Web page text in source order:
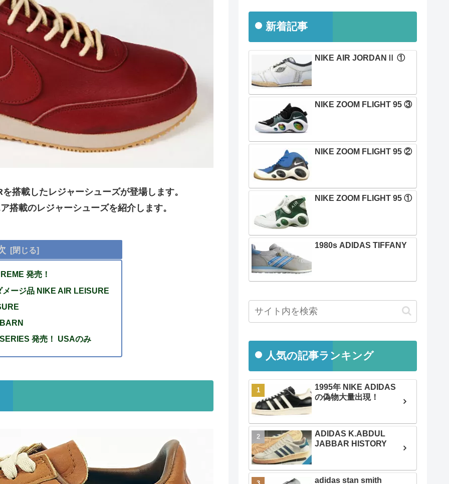
搭載したレジャーシューズが登場します。
搭載のレジャーシューズを紹介します。
発売！
ージ品 NIKE AIR LEISURE
発売！ USAのみ
新着記事
NIKE AIR JORDANⅡ ①
NIKE ZOOM FLIGHT 95 ③
NIKE ZOOM FLIGHT 95 ②
NIKE ZOOM FLIGHT 95 ①
1980s ADIDAS TIFFANY
人気の記事ランキング
1995年 NIKE ADIDAS
の偽物大量出現！
ADIDAS K.ABDUL
JABBAR HISTORY
adidas stan smith